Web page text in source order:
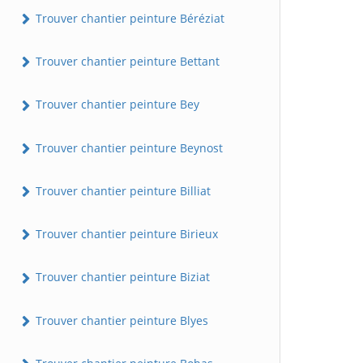
Trouver chantier peinture Béréziat
Trouver chantier peinture Bettant
Trouver chantier peinture Bey
Trouver chantier peinture Beynost
Trouver chantier peinture Billiat
Trouver chantier peinture Birieux
Trouver chantier peinture Biziat
Trouver chantier peinture Blyes